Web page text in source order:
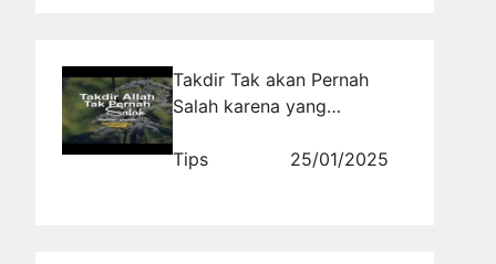
Takdir Tak akan Pernah
Salah karena yang
Haqq
Tips 25/01/2025